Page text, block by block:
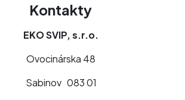
Kontakty
EKO SVIP, s.r.o.
Ovocinárska 48
Sabinov 083 01